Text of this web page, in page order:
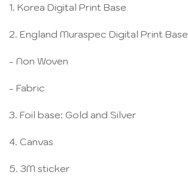
1. Korea Digital Print Base
2. England Muraspec Digital Print Base
- Non Woven
- Fabric
3. Foil base: Gold and Silver
4. Canvas
5. 3M sticker